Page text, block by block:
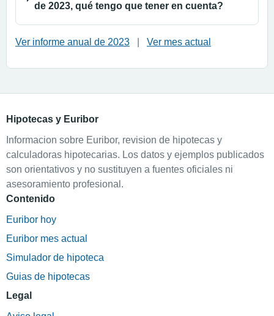
de 2023, qué tengo que tener en cuenta?
Ver informe anual de 2023 Ver mes actual
Hipotecas y Euribor
Informacion sobre Euribor, revision de hipotecas y
calculadoras hipotecarias. Los datos y ejemplos publicados
son orientativos y no sustituyen a fuentes oficiales ni
asesoramiento profesional.
Contenido
Euribor hoy
Euribor mes actual
Simulador de hipoteca
Guias de hipotecas
Legal